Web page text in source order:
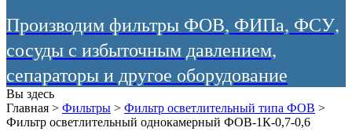
Производим фильтры ФОВ, ФИПа, ФСУ,
сосуды с избыточным давлением,
сепараторы и другое оборудование
Вы здесь
Главная > Фильтры > Фильтр осветлительный типа ФОВ >
Фильтр осветлительный однокамерный ФОВ-1К-0,7-0,6